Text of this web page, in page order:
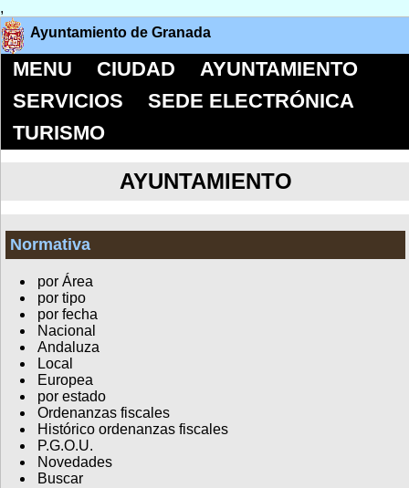
,
Ayuntamiento de Granada
MENU CIUDAD
AYUNTAMIENTO
SERVICIOS
SEDE ELECTRÓNICA
TURISMO
AYUNTAMIENTO
Normativa
por Área
por tipo
por fecha
Nacional
Andaluza
Local
Europea
por estado
Ordenanzas fiscales
Histórico ordenanzas fiscales
P.G.O.U.
Novedades
Buscar